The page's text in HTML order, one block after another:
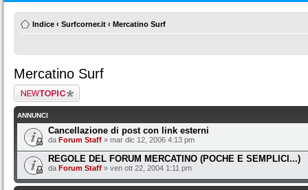
Indice ‹ Surfcorner.it ‹ Mercatino Surf
Mercatino Surf
Scrivi un nuovo
argomento
ANNUNCI
Cancellazione di post con link esterni
da Forum Staff » mar dic 12, 2006 4:13 pm
REGOLE DEL FORUM MERCATINO (POCHE E SEMPLICI...)
da Forum Staff » ven ott 22, 2004 1:11 pm